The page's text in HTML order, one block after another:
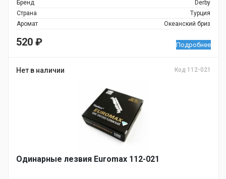
Бренд
Derby
Страна
Турция
Аромат
Океанский бриз
520 ₽ Подробнее
Нет в наличии Код 112-021
Одинарные лезвия Euromax 112-021